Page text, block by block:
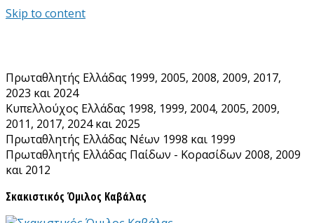
Skip to content
Πρωταθλητής Ελλάδας 1999, 2005, 2008, 2009, 2017,
2023 και 2024
Κυπελλούχος Ελλάδας 1998, 1999, 2004, 2005, 2009,
2011, 2017, 2024 και 2025
Πρωταθλητής Ελλάδας Νέων 1998 και 1999
Πρωταθλητής Ελλάδας Παίδων - Κορασίδων 2008, 2009
και 2012
Σκακιστικός Όμιλος Καβάλας